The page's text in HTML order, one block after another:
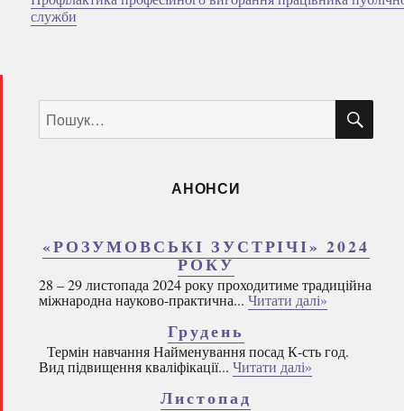
служби
за
запитом:
АНОНСИ
«РОЗУМОВСЬКІ ЗУСТРІЧІ» 2024
РОКУ
28 – 29 листопада 2024 року проходитиме традиційна
міжнародна науково-практична... Читати далі»
Грудень
Термін навчання Найменування посад К-сть год.
Вид підвищення кваліфікації... Читати далі»
Листопад